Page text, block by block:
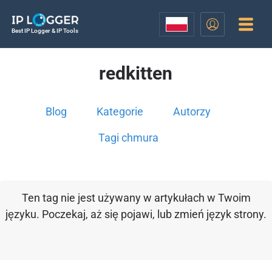
Best IP Logger & IP Tools
redkitten
Blog Kategorie Autorzy
Tagi chmura